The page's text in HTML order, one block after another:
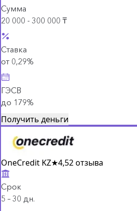
Сумма
20 000 - 300 000 ₸
Ставка
от 0,29%
ГЭСВ
до 179%
Получить деньги
OneCredit KZ★4,52 отзыва
Срок
5 – 30 дн.